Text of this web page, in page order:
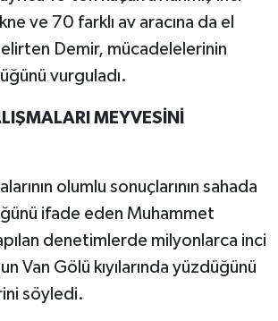
ve 70 farklı av aracına da el
Demir, mücadelelerinin
vurguladı.
MEYVESİNİ
olumlu sonuçlarının sahada
ifade eden Muhammet
denetimlerde milyonlarca inci
Van Gölü kıyılarında yüzdüğünü
söyledi.